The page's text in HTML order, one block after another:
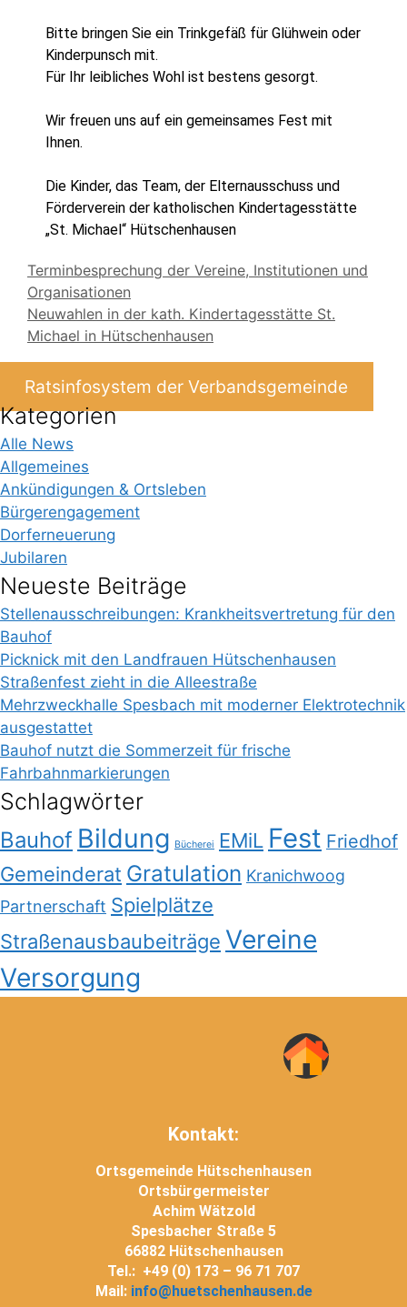
Bitte bringen Sie ein Trinkgefäß für Glühwein oder
Kinderpunsch mit.
Für Ihr leibliches Wohl ist bestens gesorgt.
Wir freuen uns auf ein gemeinsames Fest mit
Ihnen.
Die Kinder, das Team, der Elternausschuss und
Förderverein der katholischen Kindertagesstätte
„St. Michael“ Hütschenhausen
Terminbesprechung der Vereine, Institutionen und
Organisationen
Neuwahlen in der kath. Kindertagesstätte St.
Michael in Hütschenhausen
Ratsinfosystem der Verbandsgemeinde
Kategorien
Alle News
Allgemeines
Ankündigungen & Ortsleben
Bürgerengagement
Dorferneuerung
Jubilaren
Neueste Beiträge
Stellenausschreibungen: Krankheitsvertretung für den
Bauhof
Picknick mit den Landfrauen Hütschenhausen
Straßenfest zieht in die Alleestraße
Mehrzweckhalle Spesbach mit moderner Elektrotechnik
ausgestattet
Bauhof nutzt die Sommerzeit für frische
Fahrbahnmarkierungen
Schlagwörter
Bauhof Bildung Bücherei EMiL Fest Friedhof
Gemeinderat Gratulation Kranichwoog
Partnerschaft Spielplätze
Straßenausbaubeiträge Vereine
Versorgung
Kontakt:
Ortsgemeinde Hütschenhausen
Ortsbürgermeister
Achim Wätzold
Spesbacher Straße 5
66882 Hütschenhausen
Tel.: +49 (0) 173 – 96 71 707
Mail: info@huetschenhausen.de